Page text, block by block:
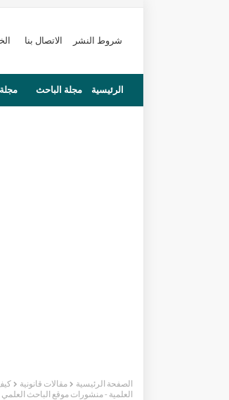
شروط النشر الاتصال بنا
الرئيسية مجلة الباحث
الصفحة الرئيسية مقالات قانونية
العلمية - منشورات موقع الباحث